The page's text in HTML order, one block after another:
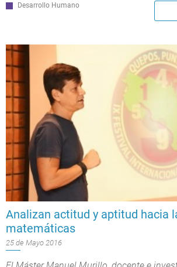
Desarrollo Humano
Analizan actitud y aptitud hacia
matemáticas
25 de Mayo 2016